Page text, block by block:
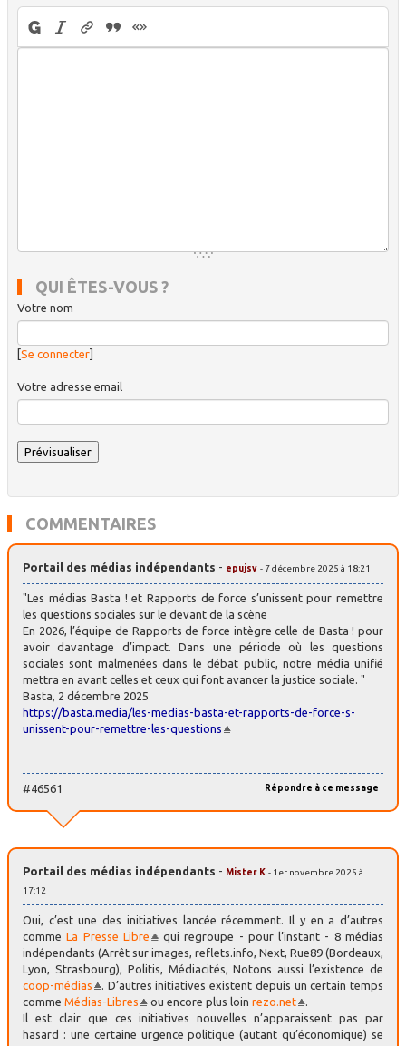
QUI ÊTES-VOUS ?
Votre nom
Se connecter]
Votre adresse email
COMMENTAIRES
Portail des médias indépendants - epujsv - 7 décembre 2025 à 18:21
"Les médias Basta ! et Rapports de force s’unissent pour remettre
les questions sociales sur le devant de la scène
En 2026, l’équipe de Rapports de force intègre celle de Basta ! pour
avoir davantage d’impact. Dans une période où les questions
sociales sont malmenées dans le débat public, notre média unifié
mettra en avant celles et ceux qui font avancer la justice sociale. "
Basta, 2 décembre 2025
https://basta.media/les-medias-basta-et-rapports-de-force-s-
unissent-pour-remettre-les-questions
Répondre à ce message
#46561
Portail des médias indépendants - Mister K - 1er novembre 2025 à
17:12
Oui, c’est une des initiatives lancée récemment. Il y en a d’autres
commeLa Presse Libre
qui regroupe - pour l’instant - 8 médias
indépendants (Arrêt sur images, reflets.info, Next, Rue89 (Bordeaux,
Lyon, Strasbourg), Politis, Médiacités, Notons aussi l’existence de
coop-médias
. D’autres initiatives existent depuis un certain temps
comme Médias-Libres ou encore plus loin rezo.net
Il est clair que ces initiatives nouvelles n’apparaissent pas par
hasard : une certaine urgence politique (autant qu’économique) se